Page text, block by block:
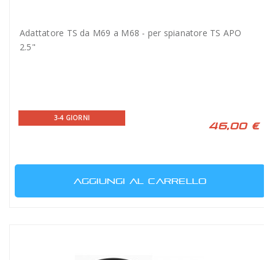
Adattatore TS da M69 a M68 - per spianatore TS APO
2.5"
3-4 GIORNI
46,00 €
AGGIUNGI AL CARRELLO